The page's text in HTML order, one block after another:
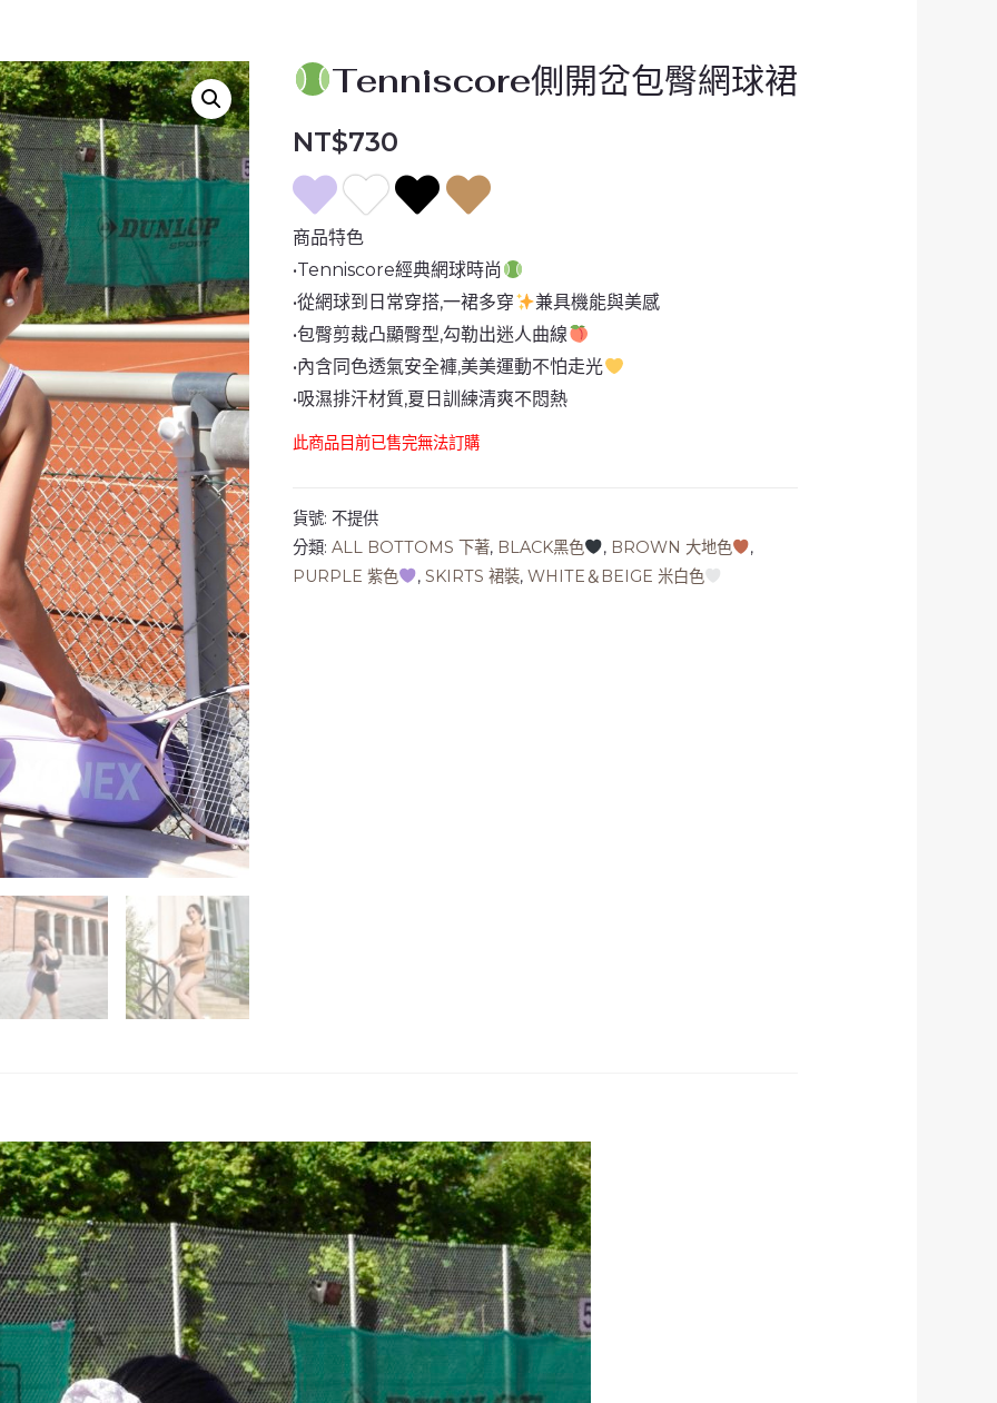
Tenniscore側開岔包臀網球裙
NT$730
商品特色
•Tenniscore經典網球時尚
•從網球到日常穿搭,一裙多穿
兼具機能與美感
•包臀剪裁凸顯臀型,勾勒出迷人曲線
•內含同色透氣安全褲,美美運動不怕走光
•吸濕排汗材質,夏日訓練清爽不悶熱
此商品目前已售完無法訂購
貨號:不提供
分類:ALL BOTTOMS 下著, BLACK黑色 , BROWN 大地色
,
PURPLE 紫色
, SKIRTS 裙裝, WHITE＆BEIGE 米白色